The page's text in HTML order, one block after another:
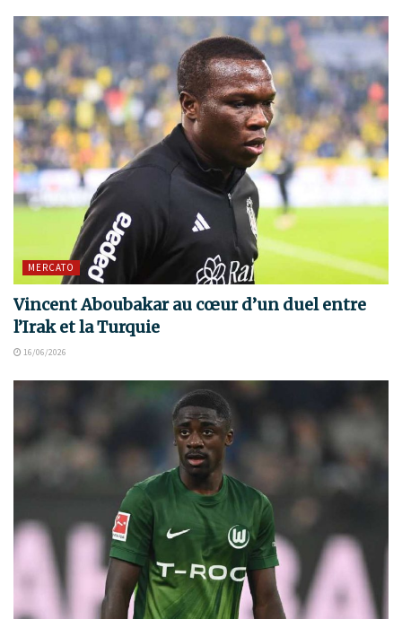
MERCATO
Vincent Aboubakar au cœur d’un duel entre
l’Irak et la Turquie
16/06/2026